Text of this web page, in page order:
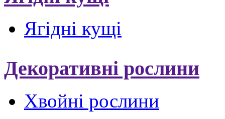
Ягідні кущі
Декоративні рослини
Хвойні рослини